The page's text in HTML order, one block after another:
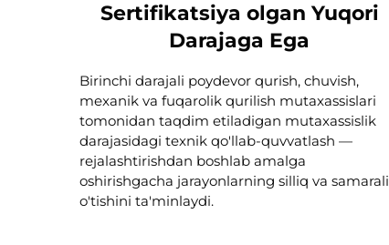
Sertifikatsiya olgan Yuqori
Darajaga Ega
Birinchi darajali poydevor qurish, chuvish,
mexanik va fuqarolik qurilish mutaxassislari
tomonidan taqdim etiladigan mutaxassislik
darajasidagi texnik qo'llab-quvvatlash —
rejalashtirishdan boshlab amalga
oshirishgacha jarayonlarning silliq va samarali
o'tishini ta'minlaydi.